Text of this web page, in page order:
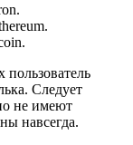
Следует
не имеют
навсегда.